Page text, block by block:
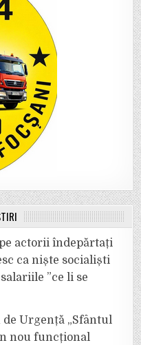
actorii îndepărtați
ca niște socialiști
”ce li se
Urgență „Sfântul
nou funcțional